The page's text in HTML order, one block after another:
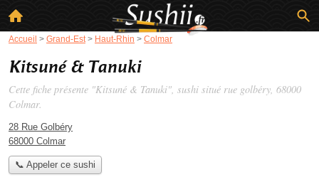
Accueil > Grand-Est > Haut-Rhin > Colmar
Kitsuné & Tanuki
Cette fiche présente "Kitsuné & Tanuki", sushi situé rue golbéry, 68000
Colmar.
28 Rue Golbéry
68000 Colmar
📞 Appeler ce sushi